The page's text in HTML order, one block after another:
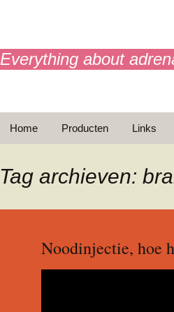
Everything about
inhoud
Home Producten
Brochures
Links
Tag archieven:
Noodinjectie, hoe